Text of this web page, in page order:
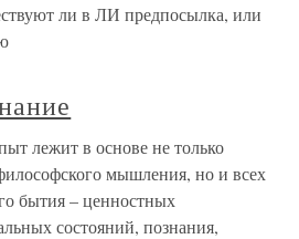
ли в ЛИ предпосылка, или
лежит в основе не только
мышления, но и всех
бытия – ценностных
состояний, познания,